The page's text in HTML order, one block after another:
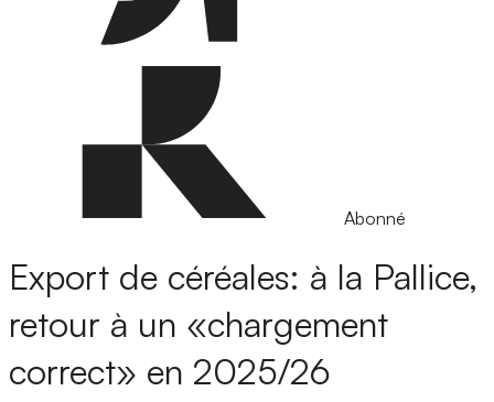
Abonné
Export de céréales: à la Pallice,
retour à un «chargement
correct» en 2025/26